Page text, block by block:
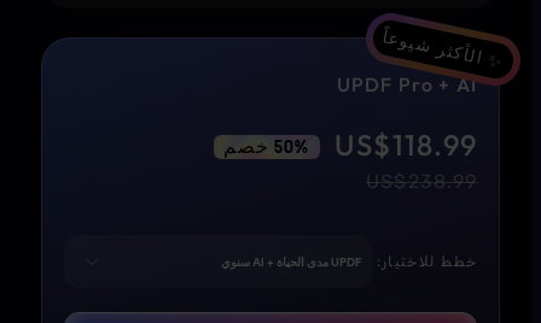
✨ الأكثر شيوعاً
UPDF Pro + AI
US$118.99 50% خصم
US$238.99
خطط للاختيار: